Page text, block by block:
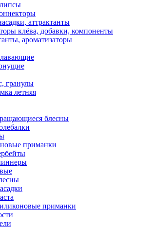
аттрактанты
клёва, добавки, компоненты
ароматизаторы
гранулы
летняя
блесны
приманки
приманки